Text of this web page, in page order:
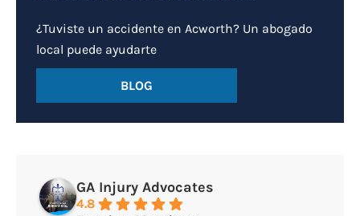
¿Tuviste un accidente en Acworth? Un abogado
local puede ayudarte
BLOG
GA Injury Advocates
4.8